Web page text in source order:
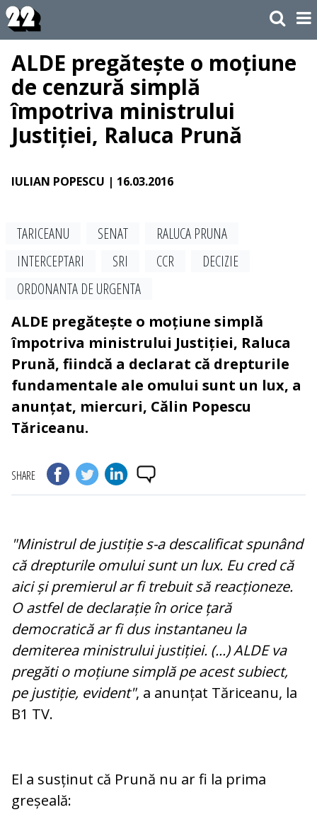
ALDE pregătește o moțiune
de cenzură simplă
împotriva ministrului
Justiției, Raluca Prună
IULIAN POPESCU | 16.03.2016
TARICEANU SENAT
RALUCA PRUNA
INTERCEPTARI
SRI CCR
DECIZIE
ORDONANTA DE URGENTA
ALDE pregătește o moțiune simplă
împotriva ministrului Justiției, Raluca
Prună, fiindcă a declarat că drepturile
fundamentale ale omului sunt un lux, a
anunțat, miercuri, Călin Popescu
Tăriceanu.
SHARE
"Ministrul de justiție s-a descalificat spunând
că drepturile omului sunt un lux. Eu cred că
aici și premierul ar fi trebuit să reacționeze.
O astfel de declarație în orice țară
democratică ar fi dus instantaneu la
demiterea ministrului justiției. (...) ALDE va
pregăti o moțiune simplă pe acest subiect,
pe justiție, evident", a anunțat Tăriceanu, la
B1 TV.
El a susținut că Prună nu ar fi la prima
greșeală: